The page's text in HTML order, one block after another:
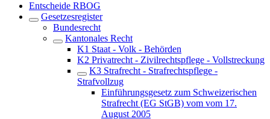
Entscheide RBOG
Gesetzesregister
Bundesrecht
Kantonales Recht
K1 Staat - Volk - Behörden
K2 Privatrecht - Zivilrechtspflege - Vollstreckung
K3 Strafrecht - Strafrechtspflege -
Strafvollzug
Einführungsgesetz zum Schweizerischen
Strafrecht (EG StGB) vom vom 17.
August 2005